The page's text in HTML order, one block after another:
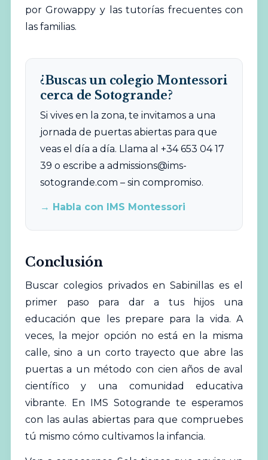
por Growappy y las tutorías frecuentes con
las familias.
¿Buscas un colegio Montessori
cerca de Sotogrande?
Si vives en la zona, te invitamos a una
jornada de puertas abiertas para que
veas el día a día. Llama al +34 653 04 17
39 o escribe a admissions@ims-
sotogrande.com – sin compromiso.
→ Habla con IMS Montessori
Conclusión
Buscar colegios privados en Sabinillas es el
primer paso para dar a tus hijos una
educación que les prepare para la vida. A
veces, la mejor opción no está en la misma
calle, sino a un corto trayecto que abre las
puertas a un método con cien años de aval
científico y una comunidad educativa
vibrante. En IMS Sotogrande te esperamos
con las aulas abiertas para que compruebes
tú mismo cómo cultivamos la infancia.